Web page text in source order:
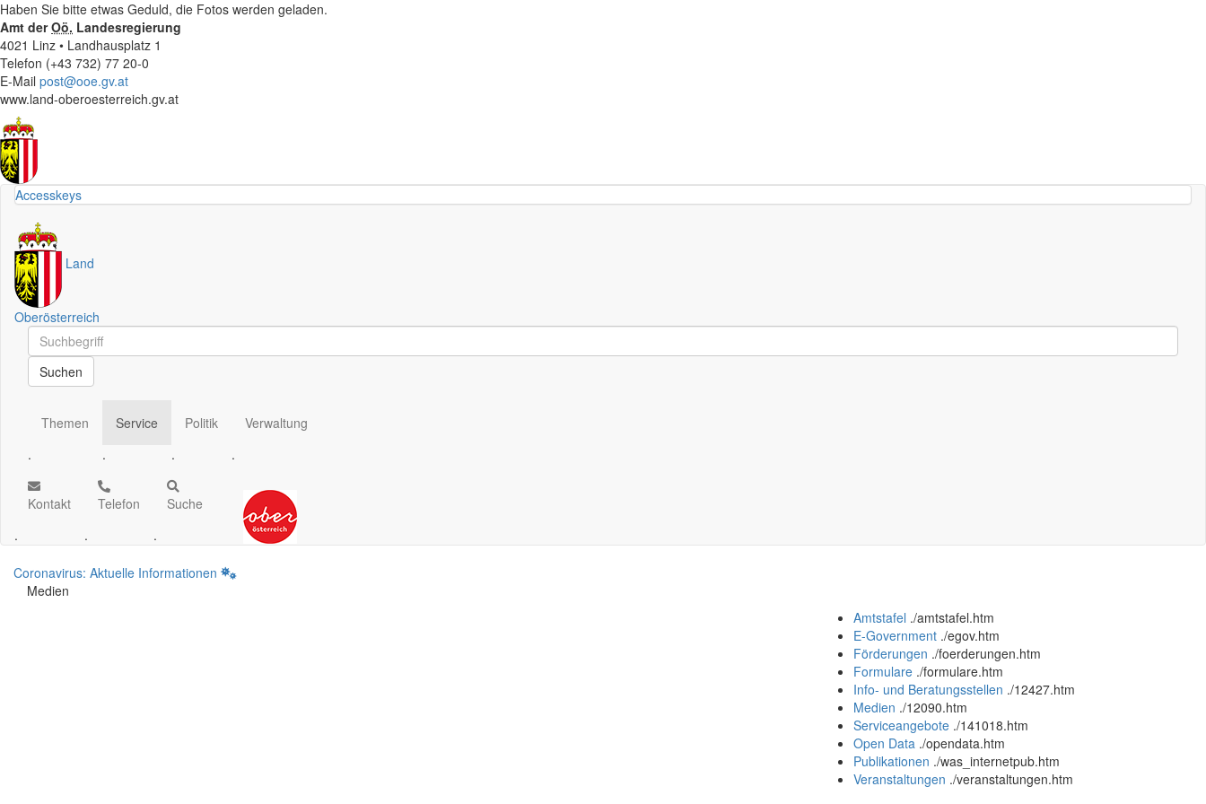
Haben Sie bitte etwas Geduld, die Fotos werden geladen.
Amt derOö. Landesregierung
4021 Linz • Landhausplatz 1
Telefon (+43 732) 77 20-0
E-Mail post@ooe.gv.at
www.land-oberoesterreich.gv.at
Accesskeys
Land
Oberösterreich
Schnellsuche
Schnellsuche
Suchen
Themen
.
Service
.
Politik
.
Verwaltung
.
Kontakt
.
Telefon
.
Suche
.
Coronavirus: Aktuelle Informationen
Medien
Amtstafel ./amtstafel.htm
E-Government ./egov.htm
Förderungen ./foerderungen.htm
Formulare ./formulare.htm
Info- und Beratungsstellen ./12427.htm
Medien ./12090.htm
Serviceangebote ./141018.htm
Open Data ./opendata.htm
Publikationen ./was_internetpub.htm
Veranstaltungen ./veranstaltungen.htm